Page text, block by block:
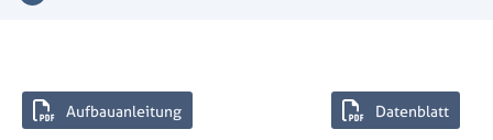
Aufbauanleitung Datenblatt